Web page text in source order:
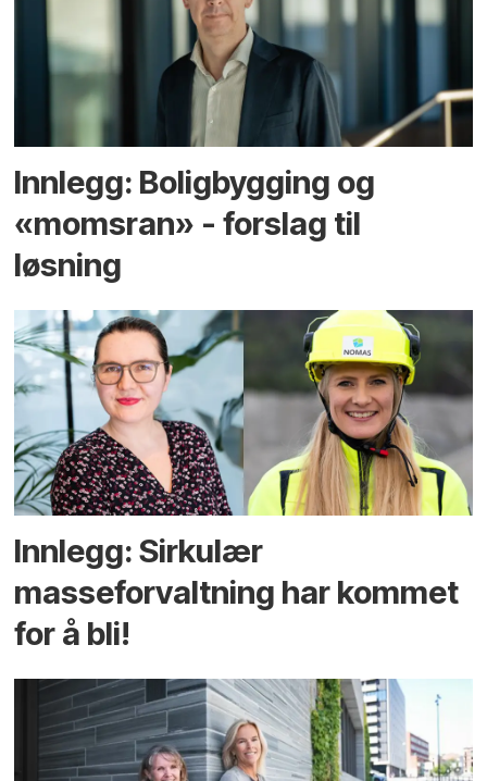
Innlegg: Boligbygging og
«momsran» - forslag til
løsning
Innlegg: Sirkulær
masseforvaltning har kommet
for å bli!